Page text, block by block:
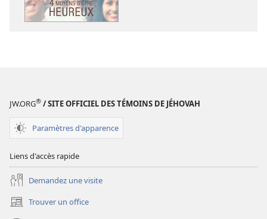
heureux
JW.ORG® / SITE OFFICIEL DES TÉMOINS DE JÉHOVAH
Paramètres d'apparence
Liens d'accès rapide
Demandez une visite
Trouver un office
(ouvre